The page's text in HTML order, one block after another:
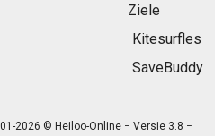
Ziele
Kitesurfles
SaveBuddy
2026 © Heiloo-Online − Versie 3.8 −